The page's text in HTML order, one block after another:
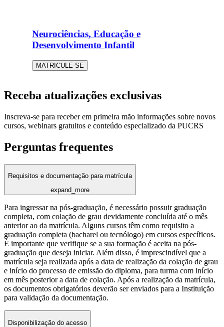
Neurociências, Educação e
Desenvolvimento Infantil
MATRICULE-SE
Receba atualizações exclusivas
Inscreva-se para receber em primeira mão informações sobre novos
cursos, webinars gratuitos e conteúdo especializado da PUCRS
Perguntas frequentes
Requisitos e documentação para matrícula
expand_more
Para ingressar na pós-graduação, é necessário possuir graduação
completa, com colação de grau devidamente concluída até o mês
anterior ao da matrícula. Alguns cursos têm como requisito a
graduação completa (bacharel ou tecnólogo) em cursos específicos.
É importante que verifique se a sua formação é aceita na pós-
graduação que deseja iniciar. Além disso, é imprescindível que a
matrícula seja realizada após a data de realização da colação de grau
e início do processo de emissão do diploma, para turma com início
em mês posterior a data de colação. Após a realização da matrícula,
os documentos obrigatórios deverão ser enviados para a Instituição
para validação da documentação.
Disponibilização do acesso